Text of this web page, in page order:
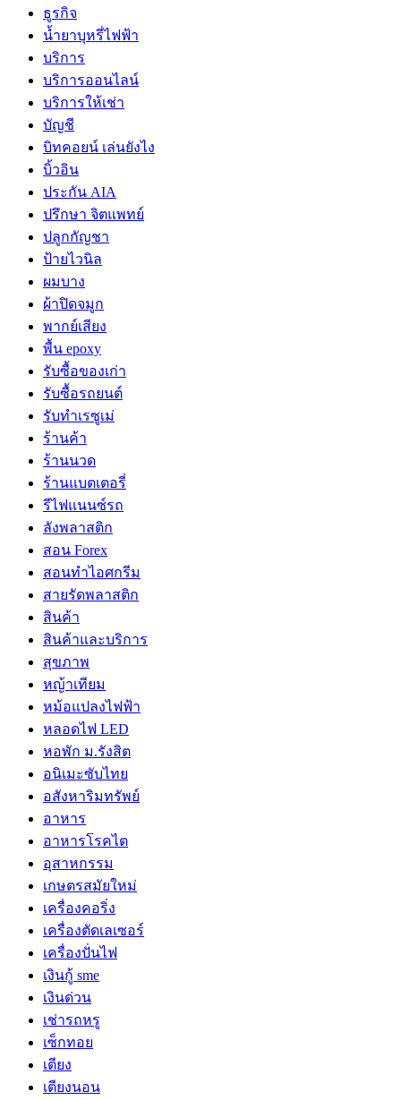
ธูรกิจ
น้ำยาบุหรี่ไฟฟ้า
บริการ
บริการออนไลน์
บริการให้เช่า
บัญชี
บิทคอยน์ เล่นยังไง
บิ้วอิน
ประกัน AIA
ปรึกษา จิตแพทย์
ปลูกกัญชา
ป้ายไวนิล
ผมบาง
ผ้าปิดจมูก
พากย์เสียง
พื้น epoxy
รับซื้อของเก่า
รับซื้อรถยนต์
รับทำเรซูเม่
ร้านค้า
ร้านนวด
ร้านแบตเตอรี่
รีไฟแนนซ์รถ
ลังพลาสติก
สอน Forex
สอนทำไอศกรีม
สายรัดพลาสติก
สินค้า
สินค้าและบริการ
สุขภาพ
หญ้าเทียม
หม้อแปลงไฟฟ้า
หลอดไฟ LED
หอพัก ม.รังสิต
อนิเมะซับไทย
อสังหาริมทรัพย์
อาหาร
อาหารโรคไต
อุสาหกรรม
เกษตรสมัยใหม่
เครื่องคอริ่ง
เครื่องตัดเลเซอร์
เครื่องปั่นไฟ
เงินกู้ sme
เงินด่วน
เช่ารถหรู
เซ็กทอย
เตียง
เตียงนอน